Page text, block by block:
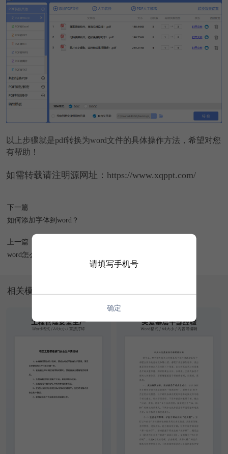
以上步骤就是pdf转换为word文件的具体操作方法，希望对您
有帮助！
如需转载请注明源网址：https://www.xqppt.com/
下一篇
如何添加字体到word？
上一篇
word怎么保存成pdf
相关模板
请填写手机号
确定